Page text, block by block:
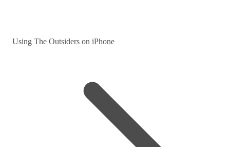
Using The Outsiders on iPhone